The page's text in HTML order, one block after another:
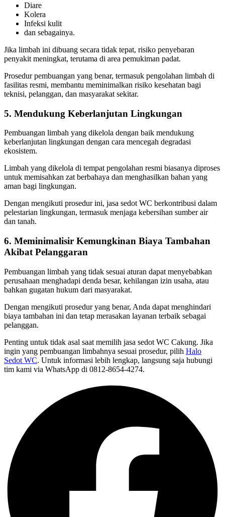
Diare
Kolera
Infeksi kulit
dan sebagainya.
Jika limbah ini dibuang secara tidak tepat, risiko penyebaran
penyakit meningkat, terutama di area pemukiman padat.
Prosedur pembuangan yang benar, termasuk pengolahan limbah di
fasilitas resmi, membantu meminimalkan risiko kesehatan bagi
teknisi, pelanggan, dan masyarakat sekitar.
5. Mendukung Keberlanjutan Lingkungan
Pembuangan limbah yang dikelola dengan baik mendukung
keberlanjutan lingkungan dengan cara mencegah degradasi
ekosistem.
Limbah yang dikelola di tempat pengolahan resmi biasanya diproses
untuk memisahkan zat berbahaya dan menghasilkan bahan yang
aman bagi lingkungan.
Dengan mengikuti prosedur ini, jasa sedot WC berkontribusi dalam
pelestarian lingkungan, termasuk menjaga kebersihan sumber air
dan tanah.
6. Meminimalisir Kemungkinan Biaya Tambahan
Akibat Pelanggaran
Pembuangan limbah yang tidak sesuai aturan dapat menyebabkan
perusahaan menghadapi denda besar, kehilangan izin usaha, atau
bahkan gugatan hukum dari masyarakat.
Dengan mengikuti prosedur yang benar, Anda dapat menghindari
biaya tambahan ini dan tetap merasakan layanan terbaik sebagai
pelanggan.
Penting untuk tidak asal saat memilih jasa sedot WC Cakung. Jika
ingin yang pembuangan limbahnya sesuai prosedur, pilih Halo
Sedot WC. Untuk informasi lebih lengkap, langsung saja hubungi
tim kami via WhatsApp di 0812-8654-4274.